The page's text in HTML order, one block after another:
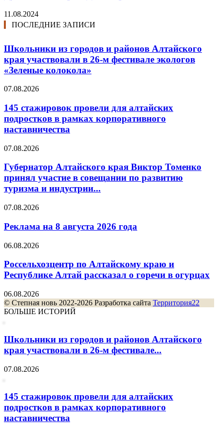
11.08.2024
ПОСЛЕДНИЕ ЗАПИСИ
Школьники из городов и районов Алтайского
края участвовали в 26-м фестивале экологов
«Зеленые колокола»
07.08.2026
145 стажировок провели для алтайских
подростков в рамках корпоративного
наставничества
07.08.2026
Губернатор Алтайского края Виктор Томенко
принял участие в совещании по развитию
туризма и индустрии...
07.08.2026
Реклама на 8 августа 2026 года
06.08.2026
Россельхозцентр по Алтайскому краю и
Республике Алтай рассказал о горечи в огурцах
06.08.2026
© Степная новь 2022-2026 Разработка сайта Территория22
БОЛЬШЕ ИСТОРИЙ
Школьники из городов и районов Алтайского
края участвовали в 26-м фестивале...
07.08.2026
145 стажировок провели для алтайских
подростков в рамках корпоративного
наставничества